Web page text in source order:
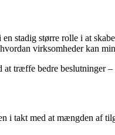
stadig større rolle i at
virksomheder kan
træffe bedre beslutninger
takt med at mængden af